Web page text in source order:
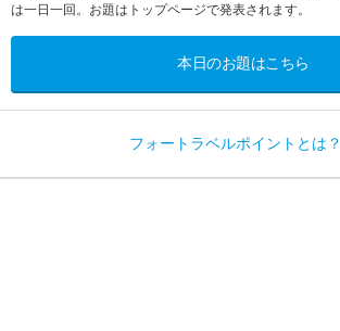
は一日一回。お題はトップページで発表されます。
本日のお題はこちら
フォートラベルポイントとは？